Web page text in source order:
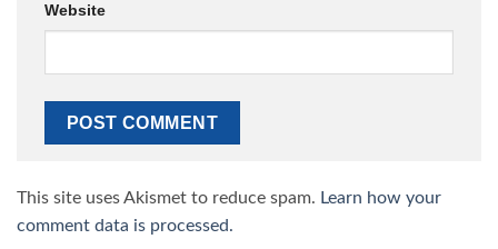
Website
This site uses Akismet to reduce spam. Learn how your
comment data is processed.